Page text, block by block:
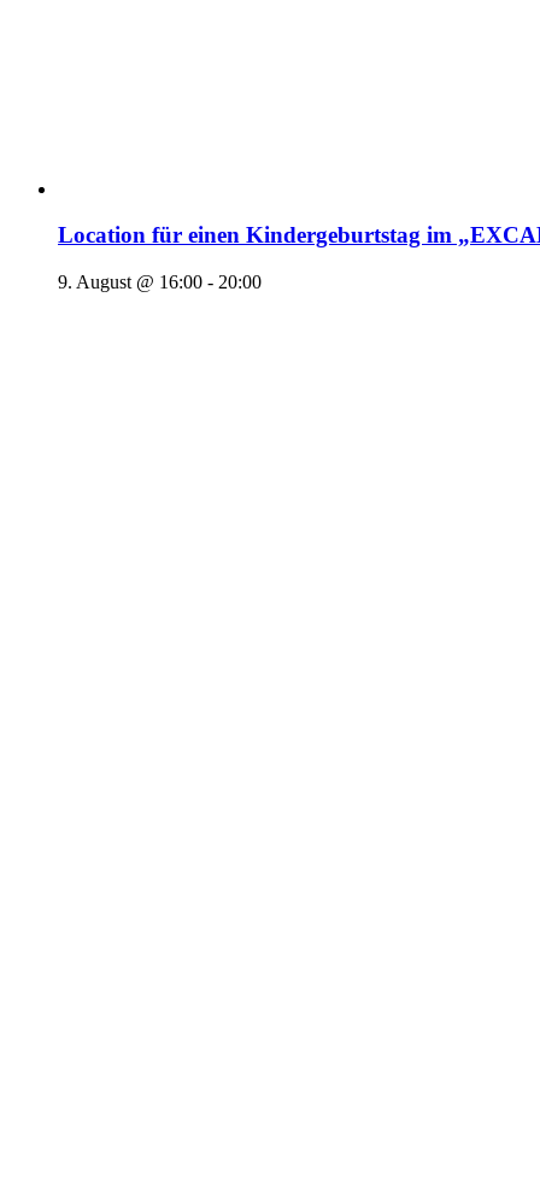
Location für einen Kindergeburtstag im
9. August @ 16:00 - 20:00